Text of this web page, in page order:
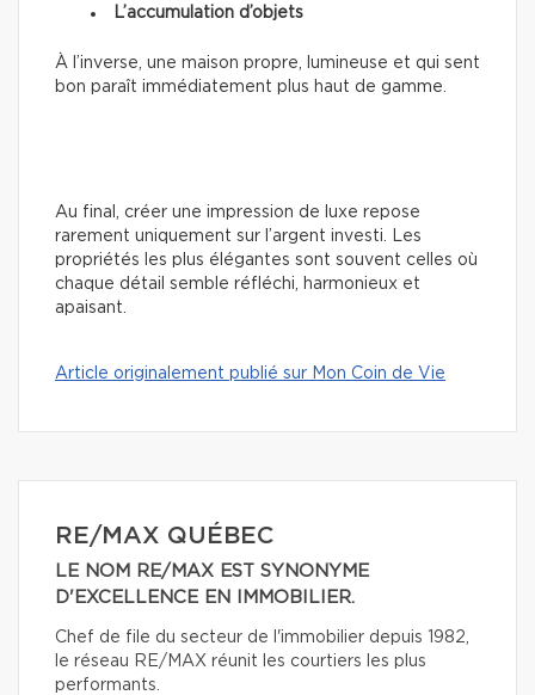
L’accumulation d’objets
À l’inverse, une maison propre, lumineuse et qui sent
bon paraît immédiatement plus haut de gamme.
Au final, créer une impression de luxe repose
rarement uniquement sur l’argent investi. Les
propriétés les plus élégantes sont souvent celles où
chaque détail semble réfléchi, harmonieux et
apaisant.
Article originalement publié sur Mon Coin de Vie
RE/MAX QUÉBEC
LE NOM RE/MAX EST SYNONYME
D'EXCELLENCE EN IMMOBILIER.
Chef de file du secteur de l'immobilier depuis 1982,
le réseau RE/MAX réunit les courtiers les plus
performants.